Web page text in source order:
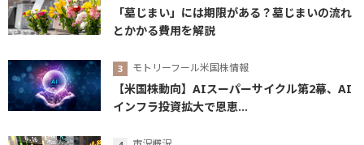
「墓じまい」には期限がある？墓じまいの流れ
とかかる費用を解説
モトリーフール米国株情報
【米国株動向】AIスーパーサイクル第2幕、AI
インフラ投資拡大で恩恵...